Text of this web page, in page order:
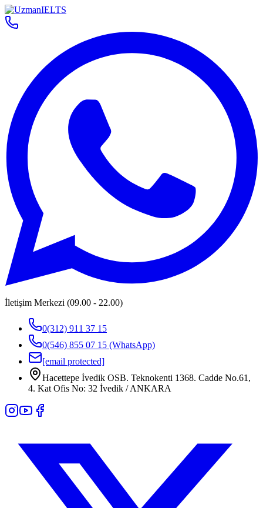
İletişim Merkezi (09.00 - 22.00)
0(312) 911 37 15
0(546) 855 07 15 (WhatsApp)
[email protected]
Hacettepe İvedik OSB. Teknokenti 1368. Cadde No.61,
4. Kat Ofis No: 32 İvedik / ANKARA